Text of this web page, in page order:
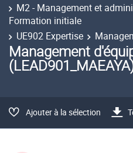
M2 - Management et
Formation initiale
UE902 Expertise
Management
Ajouter à la sélection